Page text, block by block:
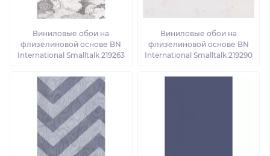
Виниловые обои на
флизелиновой основе BN
International Smalltalk 219263
Виниловые обои на
флизелиновой основе BN
International Smalltalk 219290